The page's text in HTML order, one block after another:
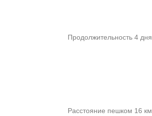
Продолжительность 4 дня
Расстояние пешком 16 км